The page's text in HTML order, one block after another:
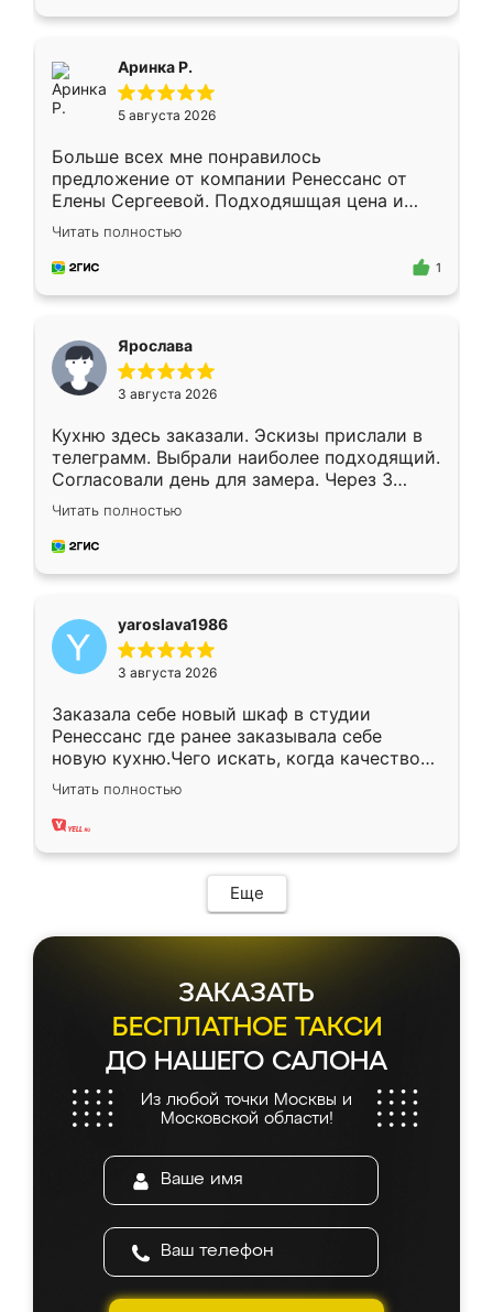
Аринка Р.
5 августа 2026
Больше всех мне понравилось
предложение от компании Ренессанс от
Елены Сергеевой. Подходяшщая цена и
короткие сроки изготовления. Приехавший
для замера сотрудник Владислав
предложил по моему эскизу самый
Читать полностью
1
Ярослава
3 августа 2026
Кухню здесь заказали. Эскизы прислали в
телеграмм. Выбрали наиболее подходящий.
Согласовали день для замера. Через 3
недели кухня была уже готова. Остались
довольны работой. Спасибо Ренессанс
мебель за качественную работу!
Читать полностью
yaroslava1986
3 августа 2026
Заказала себе новый шкаф в студии
Ренессанс где ранее заказывала себе
новую кухню.Чего искать, когда качеством
вполне довольна. Служит кухня уже почти
два года, нареканий нет.
Читать полностью
Еще
ЗАКАЗАТЬ
БЕСПЛАТНОЕ ТАКСИ
ДО НАШЕГО САЛОНА
Из любой точки Москвы и
Московской области!